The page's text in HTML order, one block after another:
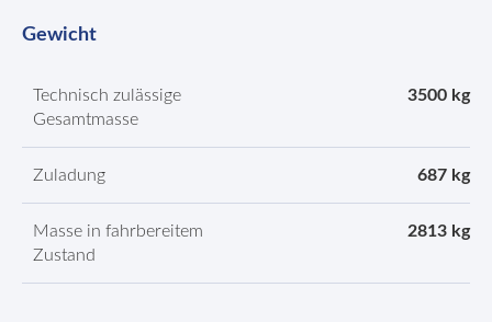
Gewicht
Technisch zulässige
Gesamtmasse
3500 kg
Zuladung 687 kg
Masse in fahrbereitem
Zustand
2813 kg